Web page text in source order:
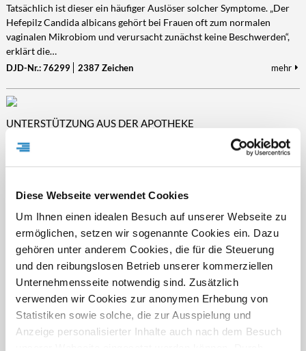
Diese Webseite verwendet Cookies
Um Ihnen einen idealen Besuch auf unserer Webseite zu
ermöglichen, setzen wir sogenannte Cookies ein. Dazu
gehören unter anderem Cookies, die für die Steuerung
und den reibungslosen Betrieb unserer kommerziellen
Unternehmensseite notwendig sind. Zusätzlich
verwenden wir Cookies zur anonymen Erhebung von
Statistiken sowie solche, die zur Ausspielung und
Anzeige personalisierter Inhalte auch nach dem Besuch
Tatsächlich ist dieser ein häufiger Auslöser solcher Symptome. „Der
Hefepilz Candida albicans gehört bei Frauen oft zum normalen
vaginalen Mikrobiom und verursacht zunächst keine Beschwerden“,
erklärt die…
DJD-Nr.: 76299 2387 Zeichen mehr
UNTERSTÜTZUNG AUS DER APOTHEKE
Welche Leistungen Senioren und Angehörige im Alltag entlasten
(djd). Der Medikamentenschrank wird voller, die ärztlichen Therapien
Belastung. Die örtliche Apotheke kann für Senioren und ihre
Angehörigen in diesem Punkt zu einer wichtigen Anlaufstelle werden
und gezielt unterstützen – von der persönlichen Medikationsberatung
bis zur…
DJD-Nr.: 75932 2514 Zeichen mehr
WENN SCROLLEN UNTER DIE GÜRTELLINIE GEHT
Schlecht für den Po: Smartphone auf dem Klo